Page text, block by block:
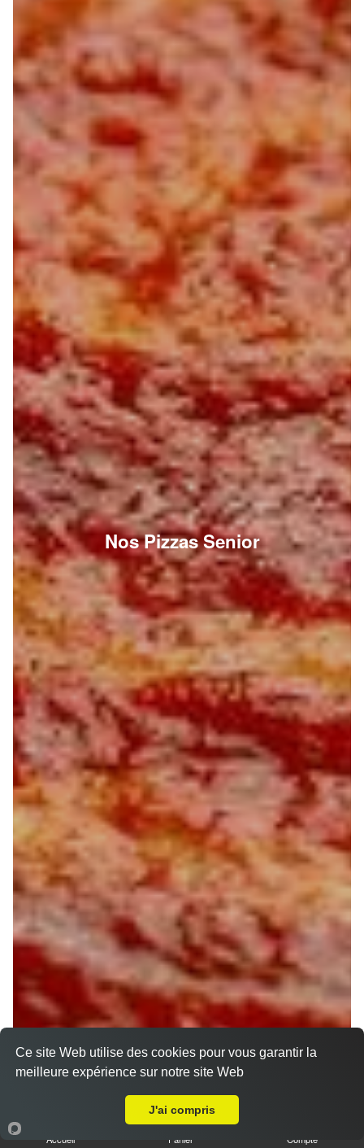
Nos Pizzas Senior
Accueil Panier Compte
Ce site Web utilise des cookies pour vous garantir la
meilleure expérience sur notre site Web
J'ai compris